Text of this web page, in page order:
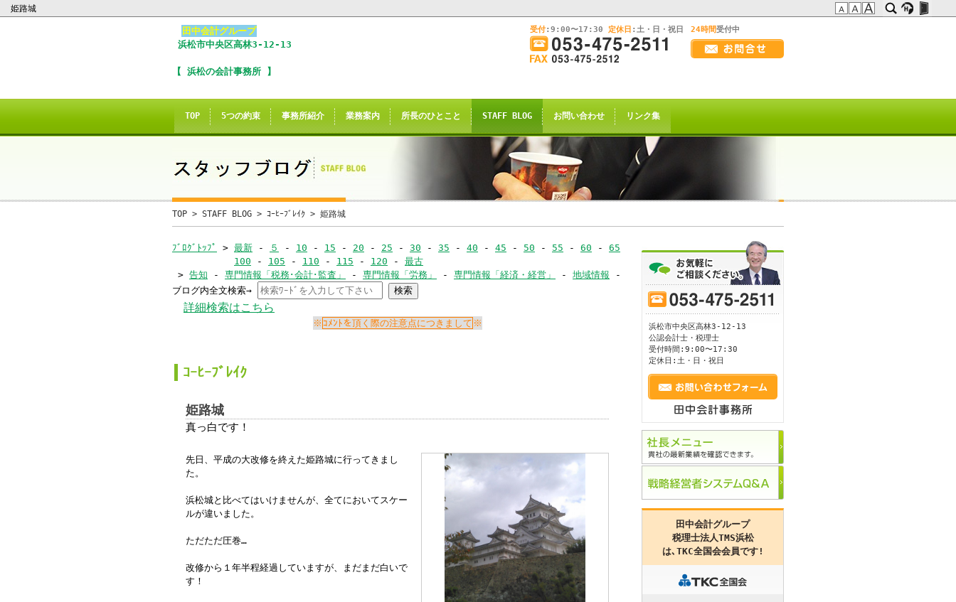
姫路城
画
面
幅
て
ご
ご
さ
い
このままInternet Explorerから閲覧する場合はコチラ
※Internet Explorer互換の他のブラウザ(Trident系)でも
このお知らせの表示される場合がございますが
誠に申し訳ございませんが、2021年4月28日を以て
当サイトのInternet Explorerからの閲覧のサポートは終了致しました。
恐れ入りますが、
当サイト推奨ブラウザ
、または
Windows標準のMicrosoft Edge
からアクセスして頂くようお願い申し上げます。
田中会計グループ
中央区高林3-12-13)
電話:０５３－４７５－２５１１㈹
このままInternet Explorerから閲覧する場合はコチラ
田中会計グループ
浜松市中央区高林3-12-13
【 浜松の会計事務所 】
受付:9:00〜17:30 定休日 :土・日・祝日 24時間受付中
TOP 5つの約束 事務所紹介 業務案内 所長のひとこと STAFF BLOG お問い合わせ リンク集
TOP > STAFF BLOG > ｺｰﾋｰﾌﾞﾚｲｸ > 姫路城
ﾌﾞﾛｸﾞﾄｯﾌﾟ > 最新 - ５ - 10 - 15 - 20 - 25 - 30 - 35 - 40 - 45 - 50 - 55 - 60 - 65 70-75-80-85-90-95
100 - 105 - 110 - 115 - 120 - 最古
> 告知 - 専門情報「税務･会計･監査」 - 専門情報「労務」 - 専門情報「経済・経営」 - 地域情報 -
ｺｰﾋｰﾌﾞﾚｲｸ
ブログ内全文検索→
詳細検索はこちら
ｺﾒﾝﾄを頂く際の注意点につきまして
ｺｰﾋｰﾌﾞﾚｲｸ
姫路城
真っ白です！
先日、平成の大改修を終えた姫路城に行ってきまし
た。
浜松城と比べてはいけませんが、全てにおいてスケー
ルが違いました。
ただただ圧巻…
改修から１年半程経過していますが、まだまだ白いで
す！
浜松市中央区高林3-12-13
公認会計士・税理士
受付時間:9:00〜17:30
定休日:土・日・祝日
田中会計グループ
税理士法人TMS浜松
は､ TKC全国会会員です!